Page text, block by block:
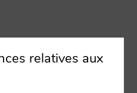
relatives aux